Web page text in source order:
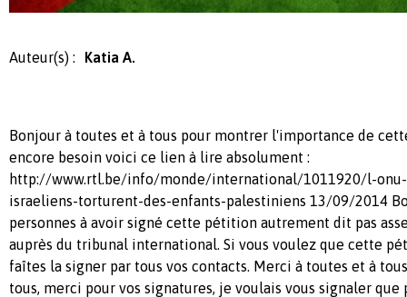
Auteur(s) : Katia A.
Bonjour à toutes et à tous pour montrer l'importance de
encore besoin voici ce lien à lire absolument :
http://www.rtl.be/info/monde/international/1011920/l-
israeliens-torturent-des-enfants-palestiniens 13/09/2014
personnes à avoir signé cette pétition autrement dit pas
auprès du tribunal international. Si vous voulez que cette
faîtes la signer par tous vos contacts. Merci à toutes et à
tous, merci pour vos signatures, je voulais vous signaler